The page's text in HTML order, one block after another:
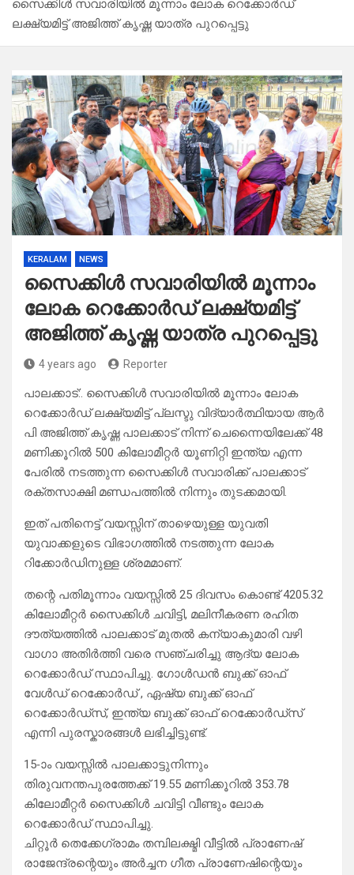
സൈക്കിൾ സവാരിയിൽ മൂന്നാം ലോക റെക്കോർഡ്
ലക്ഷ്യമിട്ട് അജിത്ത് കൃഷ്ണ യാത്ര പുറപ്പെട്ടു
KERALAM NEWS
സൈക്കിൾ സവാരിയിൽ മൂന്നാം
ലോക റെക്കോർഡ് ലക്ഷ്യമിട്ട്
അജിത്ത് കൃഷ്ണ യാത്ര പുറപ്പെട്ടു
4 years ago Reporter
പാലക്കാട്:. സൈക്കിൾ സവാരിയിൽ മൂന്നാം ലോക
റെക്കോർഡ് ലക്ഷ്യമിട്ട് പ്ലസ്ടു വിദ്യാർത്ഥിയായ ആർ
പി അജിത്ത് കൃഷ്ണ പാലക്കാട് നിന്ന് ചെന്നൈയിലേക്ക് 48
മണിക്കൂറിൽ 500 കിലോമീറ്റർ യൂണിറ്റി ഇന്ത്യ എന്ന
പേരിൽ നടത്തുന്ന സൈക്കിൾ സവാരിക്ക് പാലക്കാട്
രക്തസാക്ഷി മണ്ഡപത്തിൽ നിന്നും തുടക്കമായി.
ഇത് പതിനെട്ട് വയസ്സിന് താഴെയുള്ള യുവതി
യുവാക്കളുടെ വിഭാഗത്തിൽ നടത്തുന്ന ലോക
റിക്കോർഡിനുള്ള ശ്രമമാണ്.
തന്റെ പതിമൂന്നാം വയസ്സിൽ 25 ദിവസം കൊണ്ട് 4205.32
കിലോമീറ്റർ സൈക്കിൾ ചവിട്ടി, മലിനീകരണ രഹിത
ദൗത്യത്തിൽ പാലക്കാട് മുതൽ കന്യാകുമാരി വഴി
വാഗാ അതിർത്തി വരെ സഞ്ചരിച്ചു ആദ്യ ലോക
റെക്കോർഡ് സ്ഥാപിച്ചു. ഗോൾഡൻ ബുക്ക് ഓഫ്
വേൾഡ് റെക്കോർഡ് , ഏഷ്യ ബുക്ക് ഓഫ്
റെക്കോർഡ്സ്, ഇന്ത്യ ബുക്ക് ഓഫ് റെക്കോർഡ്സ്
എന്നി പുരസ്കാരങ്ങൾ ലഭിച്ചിട്ടുണ്ട്.
15-ാം വയസ്സിൽ പാലക്കാട്ടുനിന്നും
തിരുവനന്തപുരത്തേക്ക് 19.55 മണിക്കൂറിൽ 353.78
കിലോമീറ്റർ സൈക്കിൾ ചവിട്ടി വീണ്ടും ലോക
റെക്കോർഡ് സ്ഥാപിച്ചു.
ചിറ്റൂർ തെക്കേഗ്രാമം തമ്പിലക്ഷ്മി വീട്ടിൽ പ്രാണേഷ്
രാജേന്ദ്രന്റെയും അർച്ചന ഗീത പ്രാണേഷിന്റെയും